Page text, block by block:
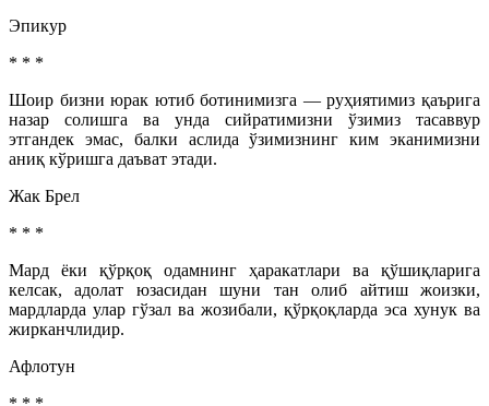
Эпикур
* * *
Шоир бизни юрак ютиб ботинимизга — руҳиятимиз қаърига
назар солишга ва унда сийратимизни ўзимиз тасаввур
этгандек эмас, балки аслида ўзимизнинг ким эканимизни
аниқ кўришга даъват этади.
Жак Брел
* * *
Мард ёки қўрқоқ одамнинг ҳаракатлари ва қўшиқларига
келсак, адолат юзасидан шуни тан олиб айтиш жоизки,
мардларда улар гўзал ва жозибали, қўрқоқларда эса хунук ва
жирканчлидир.
Афлотун